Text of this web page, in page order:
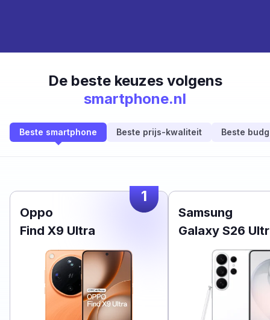
De beste keuzes volgens
smartphone.nl
Beste smartphone Beste prijs-kwaliteit Beste
1
Oppo
Find X9 Ultra
Samsung
Galaxy S26